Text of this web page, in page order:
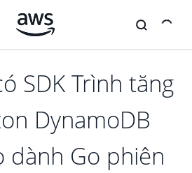
SDK Trình tăng
DynamoDB
dành Go phiên